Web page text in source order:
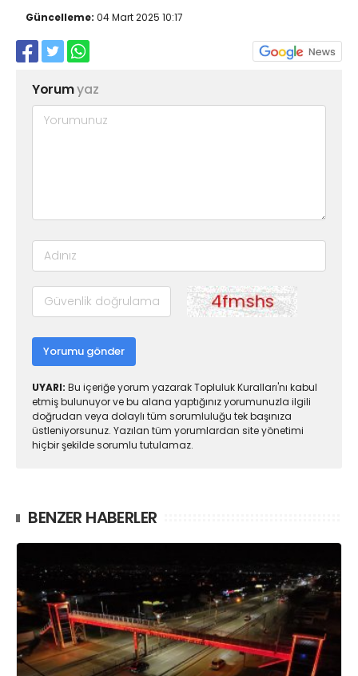
Güncelleme: 04 Mart 2025 10:17
Yorumyaz
Yorumu gönder
UYARI: Bu içeriğe yorum yazarak Topluluk Kuralları'nı kabul
etmiş bulunuyor ve bu alana yaptığınız yorumunuzla ilgili
doğrudan veya dolaylı tüm sorumluluğu tek başınıza
üstleniyorsunuz. Yazılan tüm yorumlardan site yönetimi
hiçbir şekilde sorumlu tutulamaz.
BENZER HABERLER